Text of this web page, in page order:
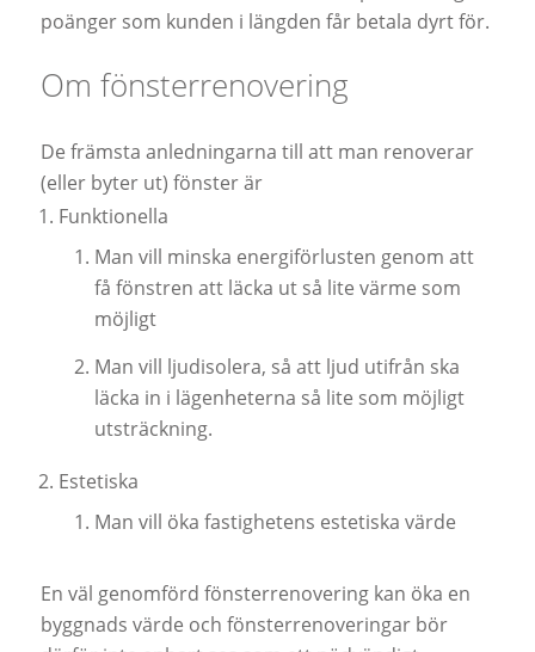
poänger som kunden i längden får betala dyrt för.
Om fönsterrenovering
De främsta anledningarna till att man renoverar
(eller byter ut) fönster är
Funktionella
Man vill minska energiförlusten genom att
få fönstren att läcka ut så lite värme som
möjligt
Man vill ljudisolera, så att ljud utifrån ska
läcka in i lägenheterna så lite som möjligt
utsträckning.
Estetiska
Man vill öka fastighetens estetiska värde
En väl genomförd fönsterrenovering kan öka en
byggnads värde och fönsterrenoveringar bör